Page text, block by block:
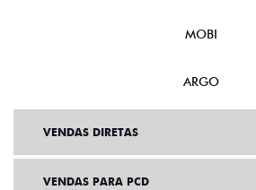
MOBI
ARGO
VENDAS DIRETAS
VENDAS PARA PCD